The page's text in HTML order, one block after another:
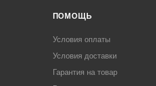
ПОМОЩЬ
Условия оплаты
Условия доставки
Гарантия на товар